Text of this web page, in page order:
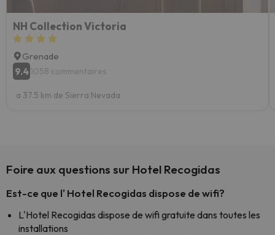
NH Collection Victoria
Grenade
9.41058 commentaires
a 37.5 km de Sierra Nevada
Foire aux questions sur Hotel Recogidas
Est-ce que l' Hotel Recogidas dispose de wifi?
L'Hotel Recogidas dispose de wifi gratuite dans toutes les
installations